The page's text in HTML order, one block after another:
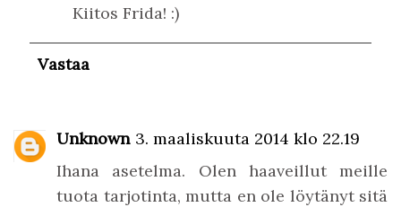
Kiitos Frida! :)
Vastaa
Unknown 3. maaliskuuta 2014 klo 22.19
Ihana asetelma. Olen haaveillut meille
tuota tarjotinta, mutta en ole löytänyt sitä